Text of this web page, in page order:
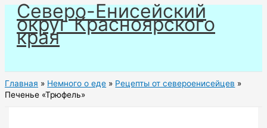
Перейти
содержимому
Северо-Енисейский
округ Красноярского
края
Главная Немного о еде
Рецепты от североенисейцев
Печенье «Трюфель»